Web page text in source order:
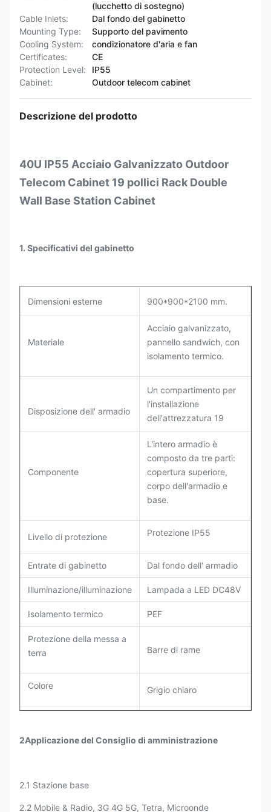
(lucchetto di sostegno)
Cable Inlets:
Dal fondo del gabinetto
Mounting Type:
Supporto del pavimento
Cooling System:
condizionatore d'aria e fan
Certificates:
CE
Protection Level:
IP55
Cabinet:
Outdoor telecom cabinet
Descrizione del prodotto
40U IP55 Acciaio Galvanizzato Outdoor
Telecom Cabinet 19 pollici Rack Double
Wall Base Station Cabinet
1. Specificativi del gabinetto
Dimensioni esterne 900*900*2100 mm.
Materiale
Acciaio galvanizzato,
pannello sandwich, con
isolamento termico.
Disposizione dell' armadio
Un compartimento per
l'installazione
dell'attrezzatura 19
Componente
L'intero armadio è
composto da tre parti:
copertura superiore,
corpo dell'armadio e
base.
Livello di protezione Protezione IP55
Entrate di gabinetto Dal fondo dell' armadio
Illuminazione/illuminazione Lampada a LED DC48V
Isolamento termico PEF
Protezione della messa a
terra
Barre di rame
Colore Grigio chiaro
2Applicazione del Consiglio di amministrazione
2.1 Stazione base
2.2 Mobile & Radio, 3G 4G 5G, Tetra, Microonde